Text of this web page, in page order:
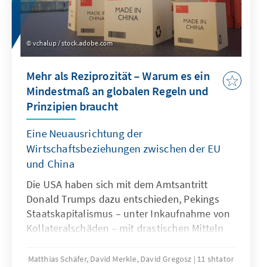
vchalup / stock.adobe.com
Mehr als Reziprozität – Warum es ein
Mindestmaß an globalen Regeln und
Prinzipien braucht
Eine Neuausrichtung der
Wirtschaftsbeziehungen zwischen der EU
und China
Die USA haben sich mit dem Amtsantritt
Donald Trumps dazu entschieden, Pekings
Staatskapitalismus – unter Inkaufnahme von
Kollateralschäden – mit drastischen Mitteln
seiner eigenen Stärken eine andere Strategie
Matthias Schäfer, David Merkle, David Gregosz
11 shtator